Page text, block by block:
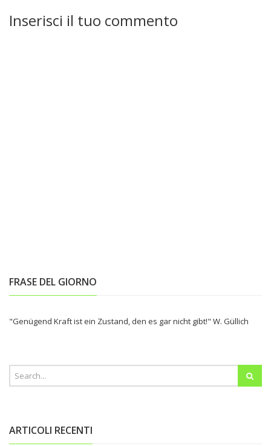
Inserisci il tuo commento
FRASE DEL GIORNO
"Genügend Kraft ist ein Zustand, den es gar nicht gibt!" W. Güllich
ARTICOLI RECENTI